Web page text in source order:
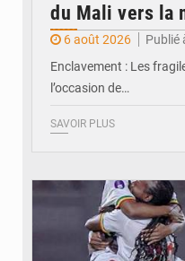
du Mali vers la
6 août 2026
Publié
Enclavement : Les
l’occasion de…
SAVOIR PLUS
© FEMAFOOT